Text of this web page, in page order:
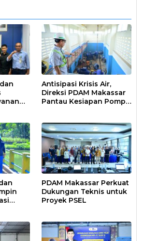
Antisipasi Krisis Air,
Direksi PDAM Makassar
Pantau Kesiapan Pompa
PDAM Makassar Perkuat
Dukungan Teknis untuk
Proyek PSEL